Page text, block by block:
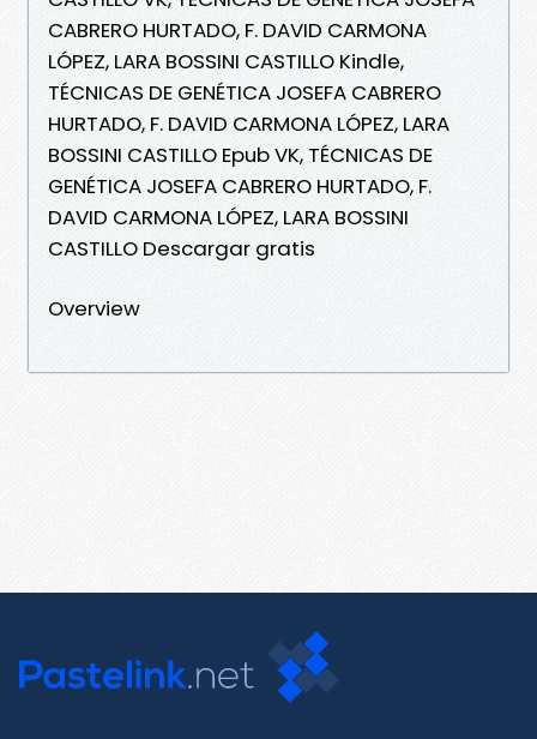
CABRERO HURTADO, F. DAVID CARMONA
LÓPEZ, LARA BOSSINI CASTILLO Kindle,
TÉCNICAS DE GENÉTICA JOSEFA CABRERO
HURTADO, F. DAVID CARMONA LÓPEZ, LARA
BOSSINI CASTILLO Epub VK, TÉCNICAS DE
GENÉTICA JOSEFA CABRERO HURTADO, F.
DAVID CARMONA LÓPEZ, LARA BOSSINI
CASTILLO Descargar gratis
Overview